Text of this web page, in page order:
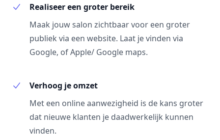
Realiseer een groter bereik
Maak jouw salon zichtbaar voor een groter
publiek via een website. Laat je vinden via
Google, of Apple/ Google maps.
Verhoog je omzet
Met een online aanwezigheid is de kans groter
dat nieuwe klanten je daadwerkelijk kunnen
vinden.